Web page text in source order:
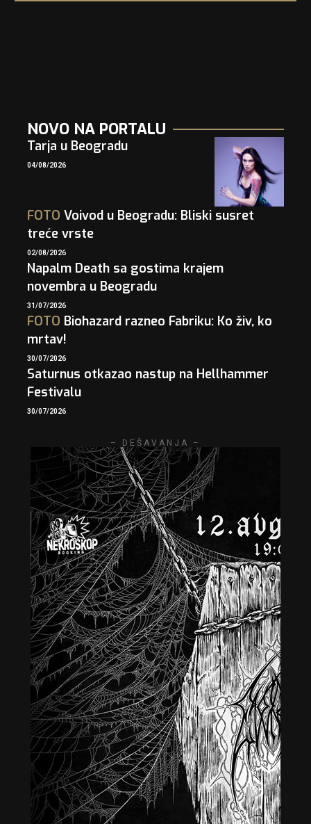
NOVO NA PORTALU
Tarja u Beogradu
04/08/2026
FOTO Voivod u Beogradu: Bliski susret
treće vrste
02/08/2026
Napalm Death sa gostima krajem
novembra u Beogradu
31/07/2026
FOTO Biohazard razneo Fabriku: Ko živ, ko
mrtav!
30/07/2026
Saturnus otkazao nastup na Hellhammer
Festivalu
30/07/2026
– DEŠAVANJA –